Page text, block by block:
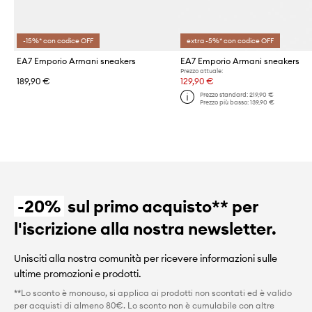
-15%* con codice OFF
EA7 Emporio Armani sneakers
189,90 €
extra -5%* con codice OFF
EA7 Emporio Armani sneakers
Prezzo attuale:
129,90 €
Prezzo standard: 219,90 €
Prezzo più basso: 139,90 €
-20% sul primo acquisto** per
l'iscrizione alla nostra newsletter.
Unisciti alla nostra comunità per ricevere informazioni sulle
ultime promozioni e prodotti.
**Lo sconto è monouso, si applica ai prodotti non scontati ed è valido
per acquisti di almeno 80€. Lo sconto non è cumulabile con altre